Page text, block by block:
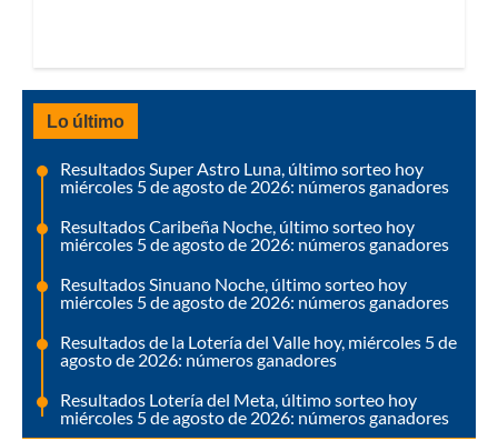
Lo último
Resultados Super Astro Luna, último sorteo hoy
miércoles 5 de agosto de 2026: números ganadores
Resultados Caribeña Noche, último sorteo hoy
miércoles 5 de agosto de 2026: números ganadores
Resultados Sinuano Noche, último sorteo hoy
miércoles 5 de agosto de 2026: números ganadores
Resultados de la Lotería del Valle hoy, miércoles 5 de
agosto de 2026: números ganadores
Resultados Lotería del Meta, último sorteo hoy
miércoles 5 de agosto de 2026: números ganadores